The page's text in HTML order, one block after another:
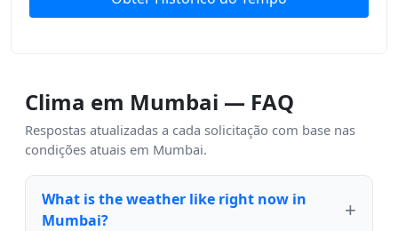
Clima em Mumbai — FAQ
Respostas atualizadas a cada solicitação com base nas
condições atuais em Mumbai.
What is the weather like right now in
Mumbai?